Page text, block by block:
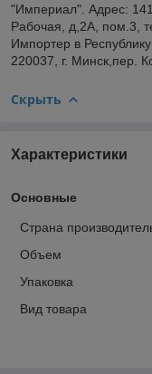
"Империал". Адрес:
Рабочая, д,2А, пом.3,
Импортер в
220037, г. Минск,пер.
Скрыть
Характеристики
Основные
Страна
Объем
Упаковка
Вид товара